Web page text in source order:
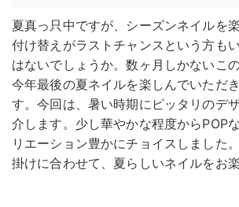
夏真っ只中ですが、シーズンネイルを
付け替えがラストチャンスという方も
はないでしょうか。数ヶ月しかないこ
今年最後の夏ネイルを楽しんでいただ
す。今回は、暑い時期にピッタリのデ
介します。少し華やかな程度からPOP
リエーション豊かにチョイスしました
掛けに合わせて、夏らしいネイルをお